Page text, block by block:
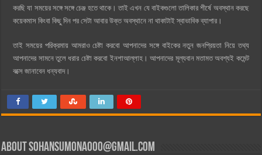
করছি যা সময়ের সঙ্গে সঙ্গে চেঞ্জ হতে থাকে। তাই এখন যে বাইকগুলো তালিকার শীর্ষে অবস্থান করছে
কয়েকমাস কিংবা কিছু দিন পর সেটা আবার উক্ত অবস্থানে না থাকাটাই স্বাভাবিক ব্যাপার।
তাই সময়ের পরিক্রমায় আমরাও চেষ্টা করবো আপনাদের সঙ্গে বাইকের নতুন জনপ্রিয়তা নিয়ে তথ্য
আপনাদের সামনে তুলে ধরার চেষ্টা করবো ইনশাআল্লাহ। আপনাদের মূল্যবান মতামত অবশ্যই কমেন্ট
বক্সে জানাবেন ধন্যবাদ।
Aboutsohansumona000@gmail.com